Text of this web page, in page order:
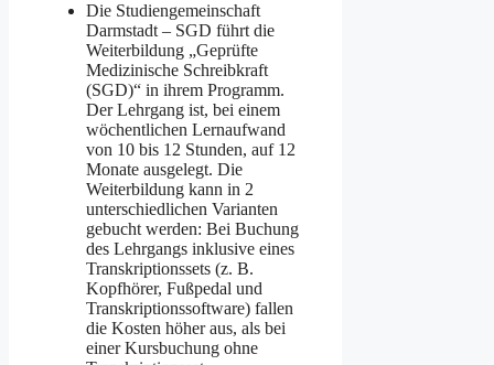
Die Studiengemeinschaft
Darmstadt – SGD führt die
Weiterbildung „Geprüfte
Medizinische Schreibkraft
(SGD)“ in ihrem Programm.
Der Lehrgang ist, bei einem
wöchentlichen Lernaufwand
von 10 bis 12 Stunden, auf 12
Monate ausgelegt. Die
Weiterbildung kann in 2
unterschiedlichen Varianten
gebucht werden: Bei Buchung
des Lehrgangs inklusive eines
Transkriptionssets (z. B.
Kopfhörer, Fußpedal und
Transkriptionssoftware) fallen
die Kosten höher aus, als bei
einer Kursbuchung ohne